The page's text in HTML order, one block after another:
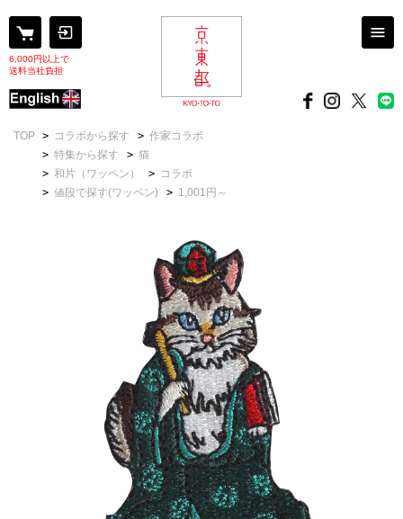
6,000円以上で
送料当社負担
TOP > コラボから探す > 作家コラボ
> 特集から探す > 猫
> 和片（ワッペン） > コラボ
> 値段で探す(ワッペン) > 1,001円～